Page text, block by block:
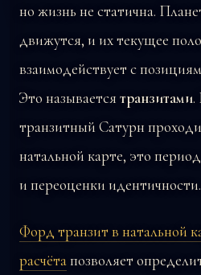
но жизнь не статична.
движутся, и их текущее
взаимодействует с
Это называется транзитами.
транзитный Сатурн
натальной карте, это
и переоценки идентичности.
Форд транзит в натальной
расчётапозволяет